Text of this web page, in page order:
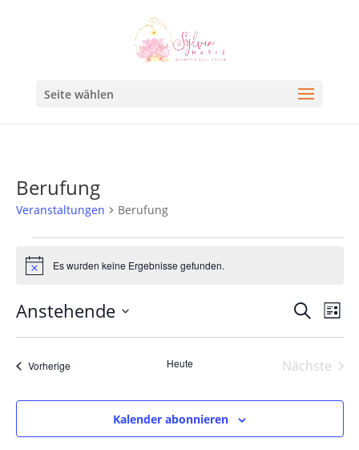
Seite wählen
Berufung
Veranstaltungen Berufung
HinweisEs wurden keine Ergebnisse gefunden.
Suche
und
SucheListe
Anstehende
Datum
wählen.
VorherigeVeranstaltungen Heute
Nächste
Kalender abonnieren